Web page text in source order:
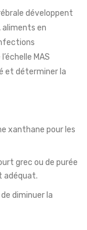
développent
aliments en
MAS
et déterminer la
xanthane pour les
grec ou de purée
adéquat.
diminuer la